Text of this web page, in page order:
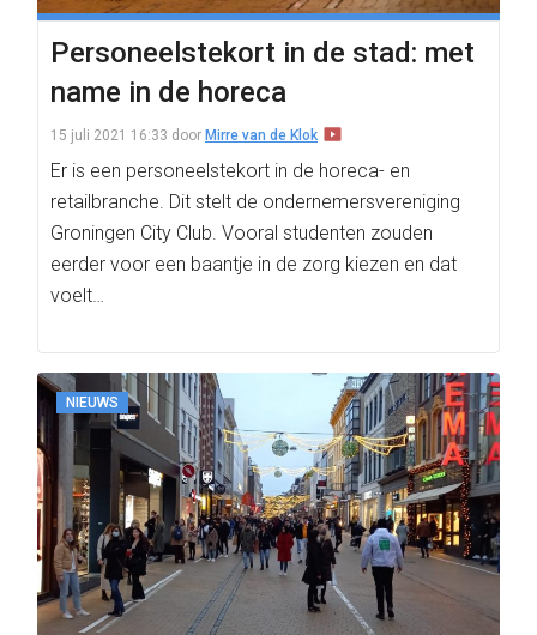
Personeelstekort in de stad: met
name in de horeca
15 juli 2021 16:33 door Mirre van de Klok
Er is een personeelstekort in de horeca- en
retailbranche. Dit stelt de ondernemersvereniging
Groningen City Club. Vooral studenten zouden
eerder voor een baantje in de zorg kiezen en dat
voelt…
NIEUWS